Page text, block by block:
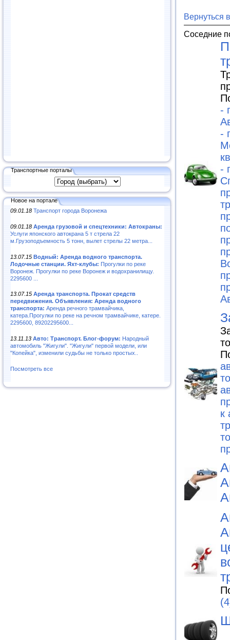
Транспортные порталы
Новое на портале
09.01.18 Транспорт города Воронежа
09.01.18 Аренда грузовой и спецтехники: Автокраны:
Услуги японского автокрана 5 т стрела 22
м.Грузоподъемность 5 тонн, вылет стрелы 22 метра...
13.07.15 Водный: Аренда водного транспорта.
Лодочные станции. Яхт-клубы: Прогулки по реке
Воронеж. Прогулки по реке Воронеж и водохранилищу.
2295600 ...
13.07.15 Аренда транспорта. Прокат средств
передвижения. Объявления: Аренда водного
транспорта: Аренда речного трамвайчика,
катера.Прогулки по реке на речном трамвайчике, катере.
2295600, 89202295600...
13.11.13 Авто: Транспорт. Блог-форум: Народный
автомобиль "Жигули". "Жигули" первой модели, или
"Копейка", изменили судьбы не только простых..
Посмотреть все
Вернуться
Соседние
-
-
-
к